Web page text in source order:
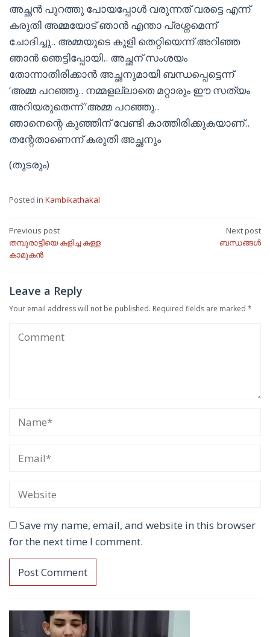
അച്ഛൻ പുറത്തു പോയപ്പോൾ വരുന്നത് വരട്ടെ എന്ന്
കരുതി അമ്മയോട് ഞാൻ എന്താ പ്രശ്നമെന്ന്
ചോദിച്ചു.. അമ്മയുടെ കുളി തെറ്റിയെന്ന് അറിഞ്ഞ
ഞാൻ ഞെട്ടിപ്പോയി.. അച്ഛന് സംശയം
തോന്നാതിരിക്കാൻ അച്ഛനുമായി ബന്ധപ്പെട്ടെന്ന്
‘അമ്മ പറഞ്ഞു.. നമ്മളല്ലാതെ മറ്റാരും ഈ സത്യം
അറിയരുതെന്ന് ‘അമ്മ പറഞ്ഞു..
ഞാനെന്റെ കുഞ്ഞിന് വേണ്ടി കാത്തിരിക്കുകയാണ്..
തന്റേതാണെന്ന് കരുതി അച്ഛനും
(തുടരും)
Posted in Kambikathakal
Post
navigation
Previous post
തമ്പുരാട്ടിയെ കളിച്ച കള്ള
കാമുകൻ
Next post
ബന്ധങ്ങൾ
Leave a Reply
Your email address will not be published. Required fields are marked *
Save my name, email, and website in this browser
for the next time I comment.